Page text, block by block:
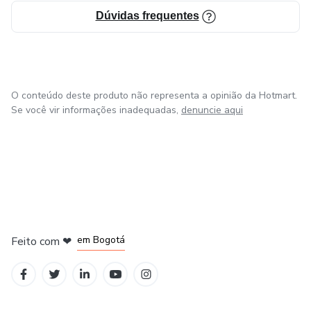
Dúvidas frequentes
O conteúdo deste produto não representa a opinião da Hotmart.
Se você vir informações inadequadas, denuncie aqui
Feito com ❤ em Bogotá